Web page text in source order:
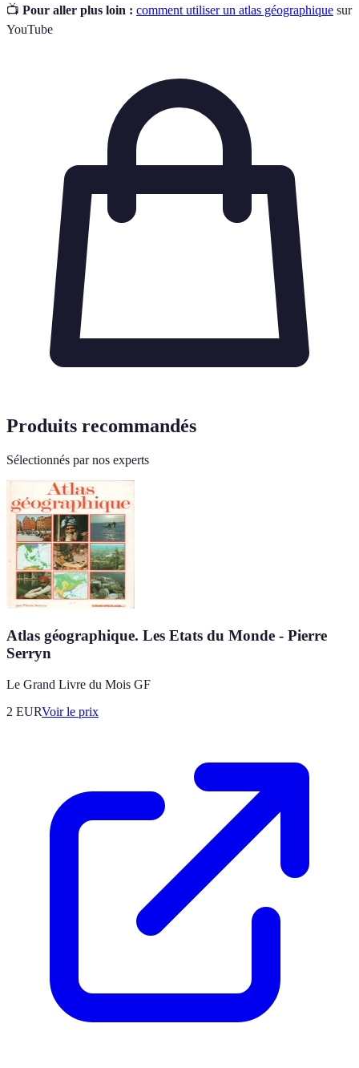
📺 Pour aller plus loin : comment utiliser un atlas géographique sur
YouTube
Produits recommandés
Sélectionnés par nos experts
Atlas géographique. Les Etats du Monde - Pierre
Serryn
Le Grand Livre du Mois GF
2 EURVoir le prix